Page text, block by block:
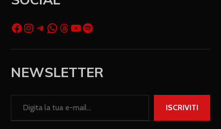
NEWSLETTER
ISCRIVITI